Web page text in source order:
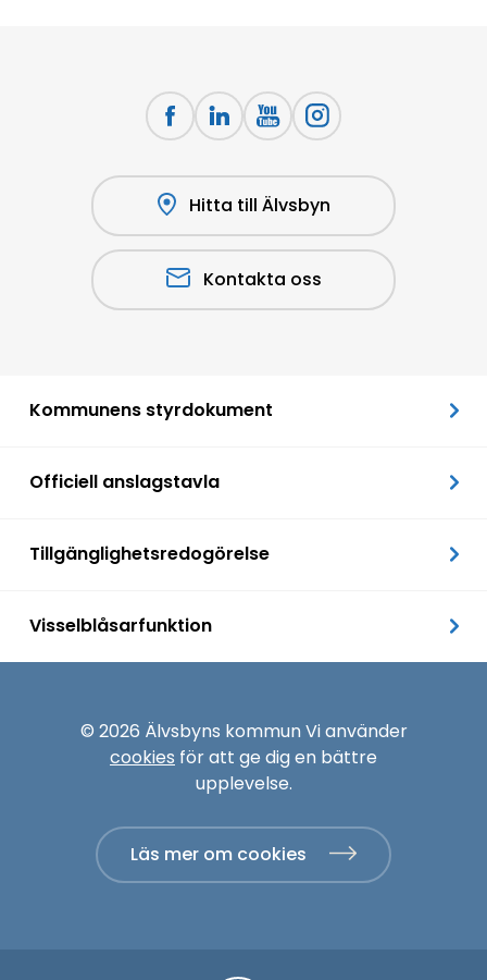
Hitta till Älvsbyn
Kontakta oss
Kommunens styrdokument
Officiell anslagstavla
Tillgänglighetsredogörelse
Visselblåsarfunktion
© 2026 Älvsbyns kommun Vi använder
cookies för att ge dig en bättre
upplevelse.
Läs mer om cookies